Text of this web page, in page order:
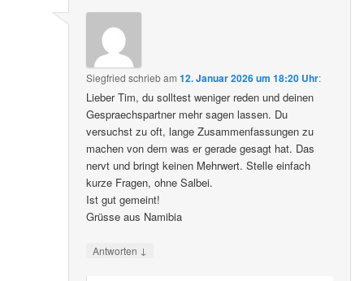
Siegfried schriebam12. Januar 2026 um 18:20 Uhr:
Lieber Tim, du solltest weniger reden und deinen
Gespraechspartner mehr sagen lassen. Du
versuchst zu oft, lange Zusammenfassungen zu
machen von dem was er gerade gesagt hat. Das
nervt und bringt keinen Mehrwert. Stelle einfach
kurze Fragen, ohne Salbei.
Ist gut gemeint!
Grüsse aus Namibia
Antworten ↓